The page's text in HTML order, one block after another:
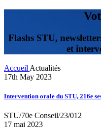
Flashs STU,
et
Accueil Actualités
17th May 2023
Intervention orale du STU, 216e
STU/70e Conseil/23/012
17 mai 2023